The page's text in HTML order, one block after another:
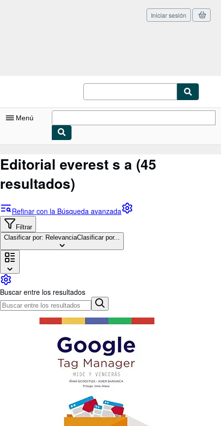
Pasar al contenido principal
Iniciar sesión
Menú
Consultar mis pedidos
Cerrar sesión
Búsqueda avanzada
Colecciones
Libros antiguos
Arte y coleccionismo
Vendedores
Comenzar a vender
Ayuda
CERRAR
Editorial everest s a (45
resultados)
Refinar con la Búsqueda avanzada
Filtrar
Clasificar por: RelevanciaClasificar por...
Buscar entre los resultados